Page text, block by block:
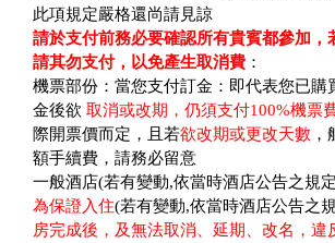
此項規定嚴格還尚請見諒
請於支付前務必要確認所有貴賓都參加，
請其勿支付，以免產生取消費 ：
機票部份：當您支付訂金：即代表您已購
金後欲 取消或改期，仍須支付100%機票
際開票價而定，且若欲改期或更改天數
額手續費，請務必留意
一般酒店(若有變動,依當時酒店公告之規
為保證入住(若有變動,依當時酒店公告之
房完成後，及無法取消、延期、改名，違